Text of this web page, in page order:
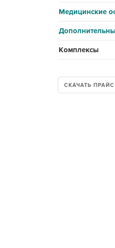
Медицинские
Комплексы
СКАЧАТЬ ПРАЙС